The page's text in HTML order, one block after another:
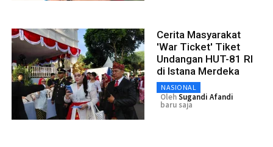
Cerita Masyarakat
'War Ticket' Tiket
Undangan HUT-81 RI
di Istana Merdeka
NASIONAL
OlehSugandi Afandi
baru saja